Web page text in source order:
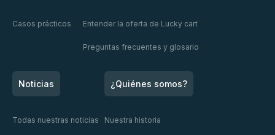
Casos prácticos Entender la oferta de Lucky cart
Preguntas frecuentes y glosario
Noticias
Todas nuestras noticias
¿Quiénes somos?
Nuestra historia